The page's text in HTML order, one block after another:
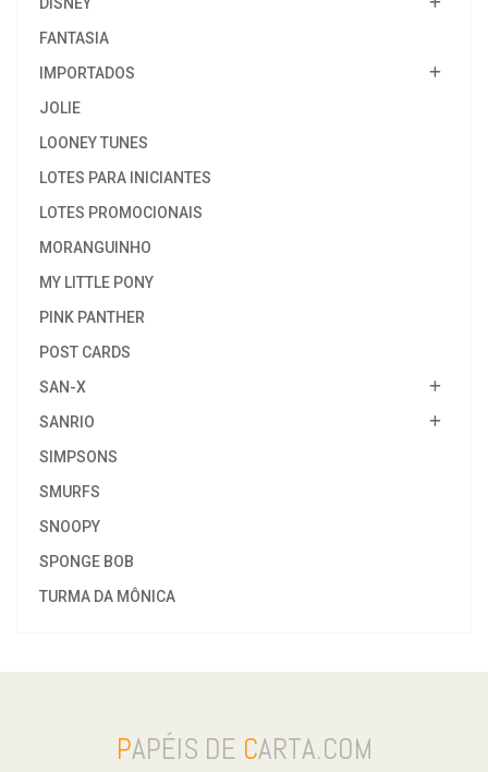
DISNEY
FANTASIA
IMPORTADOS
JOLIE
LOONEY TUNES
LOTES PARA INICIANTES
LOTES PROMOCIONAIS
MORANGUINHO
MY LITTLE PONY
PINK PANTHER
POST CARDS
SAN-X
SANRIO
SIMPSONS
SMURFS
SNOOPY
SPONGE BOB
TURMA DA MÔNICA
PAPÉIS DE CARTA.COM